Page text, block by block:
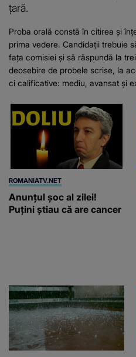
țară.
Proba orală constă în citirea și
prima vedere. Candidații trebuie
fața comisiei și să răspundă la
deosebire de probele scrise, la
ci calificative: mediu, avansat și
ROMANIATV.NET
Anunţul şoc al zilei!
Puţini ştiau că are cancer